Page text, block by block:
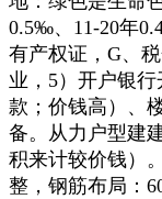
0.5‰、11-20年
有产权证，G、
业，5）开户银
款；价钱高）、
备。从力户型建
积来计较价钱）
整，钢筋布局：